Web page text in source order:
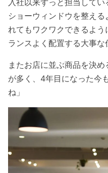
入社以来ずっと担当して
ショーウィンドウを整え
れてもワクワクできるよ
ランスよく配置する大事な
またお店に並ぶ商品を決
が多く、4年目になった今
ね」